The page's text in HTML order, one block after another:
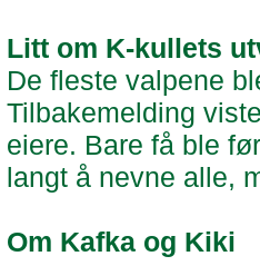
Litt om K-kullets
De fleste valpene
Tilbakemelding
eiere. Bare få ble
langt å nevne alle,
Om Kafka og Kiki